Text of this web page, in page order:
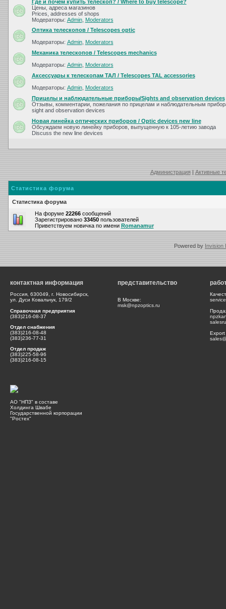
Где и почём купить телескоп? / Where to buy telescope?
Цены, адреса магазинов
Prices, addresses of shops
Модераторы: Admin, Moderators
Оптика телескопов / Telescopes optic
Модераторы: Admin, Moderators
Механика телескопов / Telescopes mechanics
Модераторы: Admin, Moderators
Аксессуары к телескопам ТАЛ / Telescopes TAL accessories
Модераторы: Admin, Moderators
Прицелы и наблюдательные приборы/Sights and observation devices
Отзывы, комментарии, пожелания по прицелам и наблюдательным
sight and observation devices
Новая линейка оптических приборов / Optic devices new line
Обсуждаем новую линейку приборов, выпущенную к 105-летию завода
Discuss the new line devices
Администрация| Активные
Статистика форума
Статистика форума
На форуме 22266сообщений
Зарегистрировано 33450пользователей
Приветствуем новичка по имени Romanamur
Powered by Invision
контактная информация
Россия, 630049, г. Новосибирск,
ул. Дуси Ковальчук, 179/2
Справочная предприятия
(383)216-08-37
Отдел снабжения
(383)216-08-48
(383)236-77-31
Отдел продаж
(383)225-58-96
(383)216-08-15
представительство
В Москве:
msk@npzoptics.ru
АО "НПЗ" в составе
Холдинга Швабе
Государственной корпорации
"Ростех"